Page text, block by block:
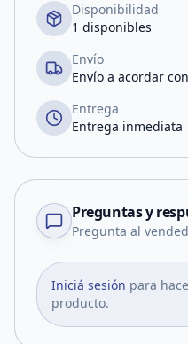
Disponibilidad
1 disponibles
Envío
Envío a acordar
Entrega
Entrega inmediata
Preguntas y
Pregunta al
Iniciá sesión para
producto.